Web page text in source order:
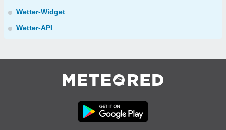
Wetter-Widget
Wetter-API